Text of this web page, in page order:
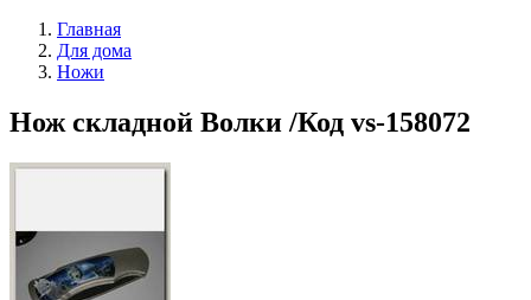
Главная
Для дома
Ножи
Нож складной Волки /Код vs-158072